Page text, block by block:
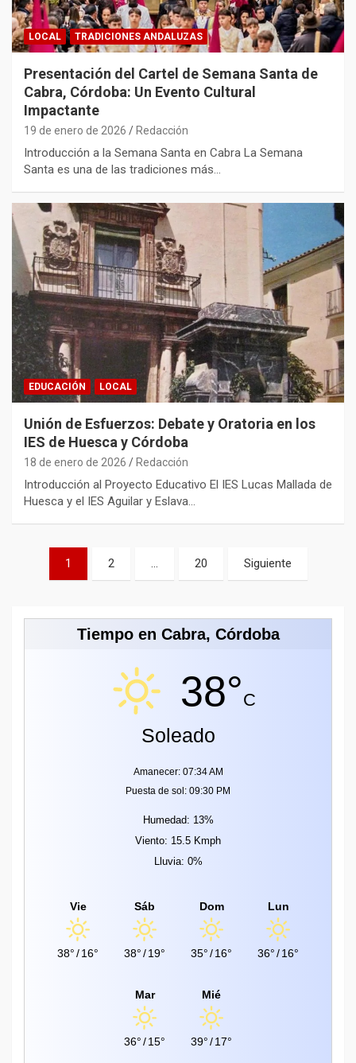
LOCAL TRADICIONES ANDALUZAS
Presentación del Cartel de Semana Santa de
Cabra, Córdoba: Un Evento Cultural
Impactante
19 de enero de 2026 Redacción
Introducción a la Semana Santa en Cabra La Semana
Santa es una de las tradiciones más…
EDUCACIÓN LOCAL
Unión de Esfuerzos: Debate y Oratoria en los
IES de Huesca y Córdoba
18 de enero de 2026 Redacción
Introducción al Proyecto Educativo El IES Lucas Mallada de
Huesca y el IES Aguilar y Eslava…
Paginación
1 2 20 Siguiente
Tiempo en Cabra, Córdoba
38°C
Soleado
Amanecer: 07:34 AM
Puesta de sol: 09:30 PM
Humedad: 13%
Viento: 15.5 Kmph
Lluvia: 0%
Vie
38°/16°
Sáb
38°/19°
Dom
35°/16°
Lun
36°/16°
Mar
36°/15°
Mié
39°/17°